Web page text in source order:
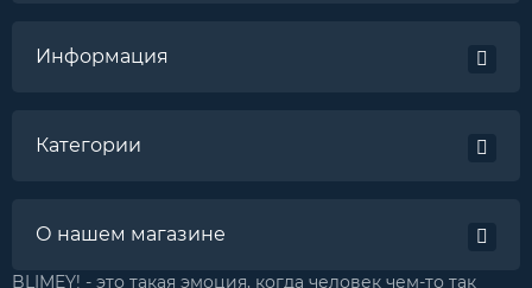
Информация
Категории
О нашем магазине
BLIMEY! - это такая эмоция, когда человек чем-то так